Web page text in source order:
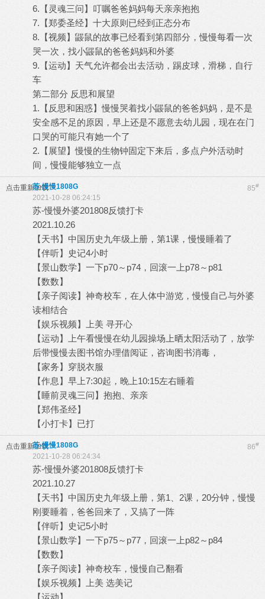
6.【灵魂三问】叮嘱爸爸妈妈每天亲亲抱抱
7.【郑委圣经】十大原则已经到正态分布
8.【视频】鼹鼠的故事已经看到第四部分，慢慢每看一次
哭一次，找小鼹鼠的爸爸妈妈和外婆
9.【运动】天气允许都会出去活动，踢皮球，滑梯，自行
车
第二部分 反思和展望
1.【反思和困惑】慢慢哭着找小鼹鼠的爸爸妈妈，是不是
安全感不足的原因，早上还是不愿意去幼儿园，现在在门
口哭的可能只有她一个了
2.【展望】慢慢的生物钟固定下来后，多点户外活动时
间，慢慢能够独立一点
点击重新加载 85#
苏-慢慢1808G
2021-10-28 06:24:15
苏-慢慢外婆201808反馈打卡
2021.10.26
【天书】中国历史九年级上册，第1课，慢慢睡着了
【伴听】史记4小时
【景山数学】一下p70～p74，回滚一上p78～p81
【数数】
【亲子阅读】神奇校车，在人体中游览，慢慢自己与外婆
读相结合
【娱乐视频】上美 寻开心
【运动】上午看慢慢在幼儿园操场上晒太阳活动了，放学
后带慢慢去图书馆办理借阅证，咨询图书消毒，
【家务】穿脱衣服
【作息】早上7:30起，晚上10:15左右睡着
【睡前灵魂三问】抱抱、亲亲
【郑伟圣经】
【小打卡】已打
点击重新加载 86#
苏-慢慢1808G
2021-10-28 06:24:34
苏-慢慢外婆201808反馈打卡
2021.10.27
【天书】中国历史九年级上册，第1、2课，20分钟，慢慢
刚要睡着，爸爸回来了，又搞了一阵
【伴听】史记5小时
【景山数学】一下p75～p77，回滚一上p82～p84
【数数】
【亲子阅读】神奇校车，慢慢自己翻看
【娱乐视频】上美 选美记
【运动】